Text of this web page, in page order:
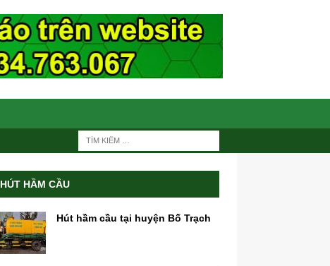
HÚT HẦM CẦU
Hút hầm cầu tại huyện Bố Trạch